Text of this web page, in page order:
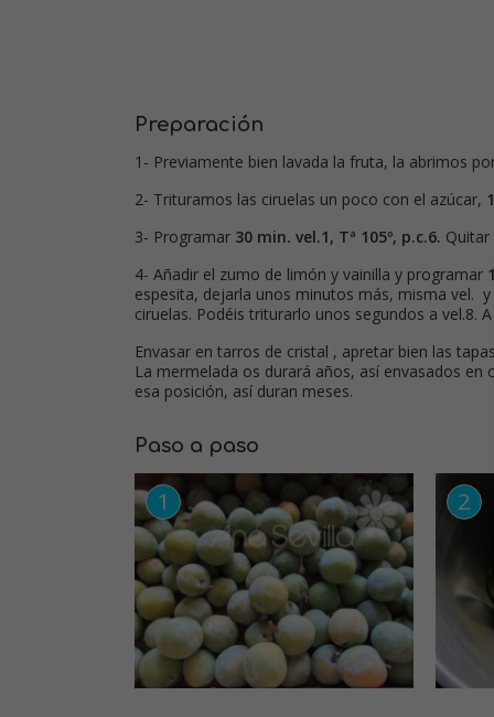
Preparación
1- Previamente bien lavada la fruta, la abrimos
2- Trituramos las ciruelas un poco con el azúcar,
3- Programar 30 min. vel.1, Tª 105º, p.c.6.
4- Añadir el zumo de limón y vainilla y programar
espesita, dejarla unos minutos más, misma vel.
ciruelas. Podéis triturarlo unos segundos a vel.8. A
Envasar en tarros de cristal , apretar bien las
La mermelada os durará años, así envasados
esa posición, así duran meses.
Paso a paso